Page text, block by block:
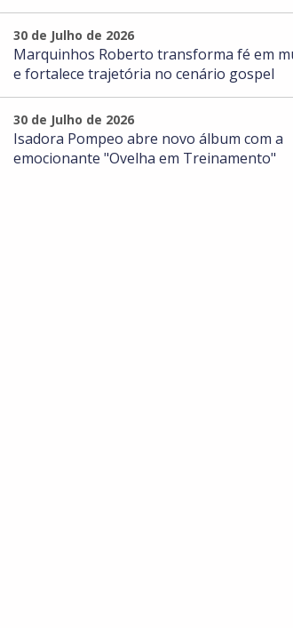
30 de Julho de 2026
Marquinhos Roberto transforma fé em
e fortalece trajetória no cenário gospel
30 de Julho de 2026
Isadora Pompeo abre novo álbum com a
emocionante "Ovelha em Treinamento"